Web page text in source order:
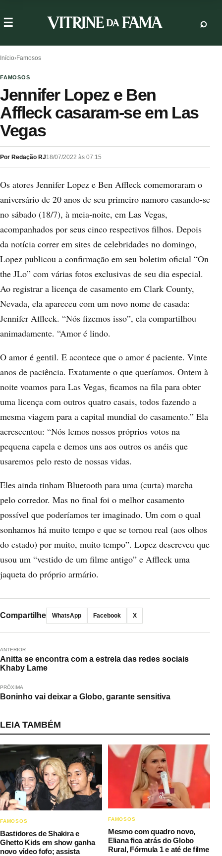
Início›Famosos
FAMOSOS
Jennifer Lopez e Ben
Affleck casaram-se em Las
Vegas
Por Redação RJ18/07/2022 às 07:15
Os atores Jennifer Lopez e Ben Affleck comemoraram o
aniversário de 20 anos de seu primeiro namoro casando-se
no sábado (18/7), à meia-noite, em Las Vegas,
acompanhados por seus cinco respectivos filhos. Depois
da notícia correr em sites de celebridades no domingo,
Lopez publicou a confirmação em seu boletim oficial “On
the JLo” com várias fotos exclusivas de seu dia especial.
Ao registrar a licença de casamento em Clark County,
Nevada, ela apareceu com um novo nome de casada:
Jennifer Affleck. “Nós fizemos isso”, ela compartilhou
animadamente. “Amor é lindo.
O amor é gentil. E acontece que o amor é paciente. Vinte
anos de paciência. Exatamente o que queríamos. Ontem à
noite voamos para Las Vegas, ficamos na fila para obter
uma licença com outros quatro casais, todos fazendo a
mesma viagem para a capital mundial do casamento.” Ela
acrescentou: “Nós lemos nossos próprios votos na
pequena capela e demos uns aos outros os anéis que
usaremos pelo resto de nossas vidas.
Eles ainda tinham Bluetooth para uma (curta) marcha
pelo corredor. Mas no final foi o melhor casamento
possível que poderíamos ter imaginado. Um com o qual
sonhamos há muito tempo e que se tornou real (aos olhos
do estado) por muito, muito tempo”. Lopez descreveu que
usou um “vestido de um filme antigo” e Affleck uma
jaqueta do próprio armário.
Compartilhe WhatsApp Facebook X
ANTERIOR
Anitta se encontra com a estrela das redes sociais
Khaby Lame
PRÓXIMA
Boninho vai deixar a Globo, garante sensitiva
LEIA TAMBÉM
FAMOSOS
Bastidores de Shakira e
Ghetto Kids em show ganha
novo vídeo fofo; assista
FAMOSOS
Mesmo com quadro novo,
Eliana fica atrás do Globo
Rural, Fórmula 1 e até de filme